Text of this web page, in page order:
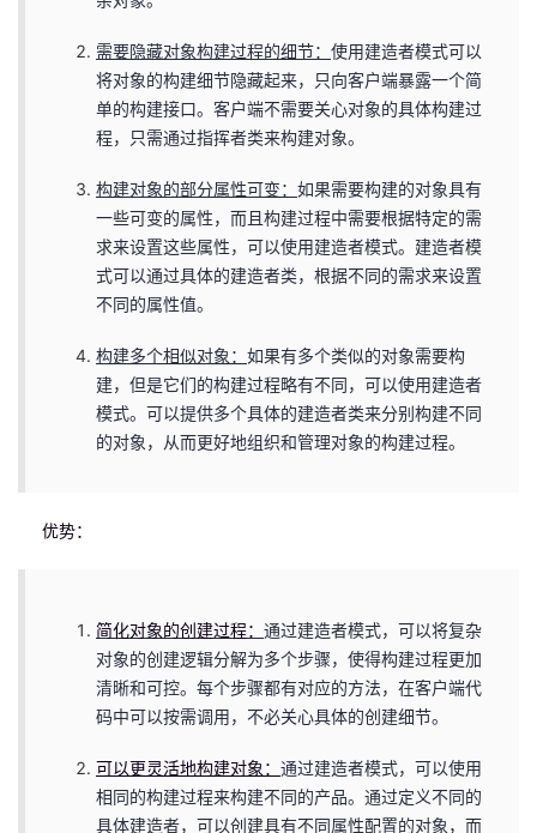
需要隐藏对象构建过程的细节： 使用建造者模式可以
将对象的构建细节隐藏起来，只向客户端暴露一个简
单的构建接口。客户端不需要关心对象的具体构建过
程，只需通过指挥者类来构建对象。
构建对象的部分属性可变： 如果需要构建的对象具有
一些可变的属性，而且构建过程中需要根据特定的需
求来设置这些属性，可以使用建造者模式。建造者模
式可以通过具体的建造者类，根据不同的需求来设置
不同的属性值。
构建多个相似对象： 如果有多个类似的对象需要构
建，但是它们的构建过程略有不同，可以使用建造者
模式。可以提供多个具体的建造者类来分别构建不同
的对象，从而更好地组织和管理对象的构建过程。
优势：
简化对象的创建过程： 通过建造者模式，可以将复杂
对象的创建逻辑分解为多个步骤，使得构建过程更加
清晰和可控。每个步骤都有对应的方法，在客户端代
码中可以按需调用，不必关心具体的创建细节。
可以更灵活地构建对象： 通过建造者模式，可以使用
相同的构建过程来构建不同的产品。通过定义不同的
具体建造者，可以创建具有不同属性配置的对象，而